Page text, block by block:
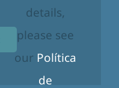
details,
please see
our Política
de